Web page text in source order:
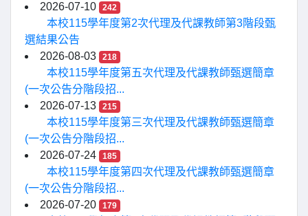
2026-07-10
242
本校115學年度第2次代理及代課教師第3階段甄
選結果公告
2026-08-03
218
本校115學年度第五次代理及代課教師甄選簡章
(一次公告分階段招...
2026-07-13
215
本校115學年度第三次代理及代課教師甄選簡章
(一次公告分階段招...
2026-07-24
185
本校115學年度第四次代理及代課教師甄選簡章
(一次公告分階段招...
2026-07-20
179